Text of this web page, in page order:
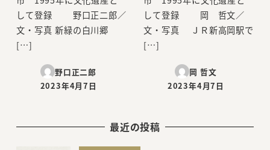
して登録 野口正二郎／
文・写真 新緑の白川郷
[…]
野口正二郎
投稿日
2023年4月7日
して登録 岡 哲文／
文・写真 ＪＲ新高岡駅で
[…]
岡 哲文
投稿日
2023年4月7日
最近の投稿